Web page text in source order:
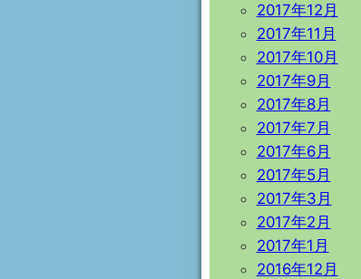
2017年12月
2017年11月
2017年10月
2017年9月
2017年8月
2017年7月
2017年6月
2017年5月
2017年3月
2017年2月
2017年1月
2016年12月